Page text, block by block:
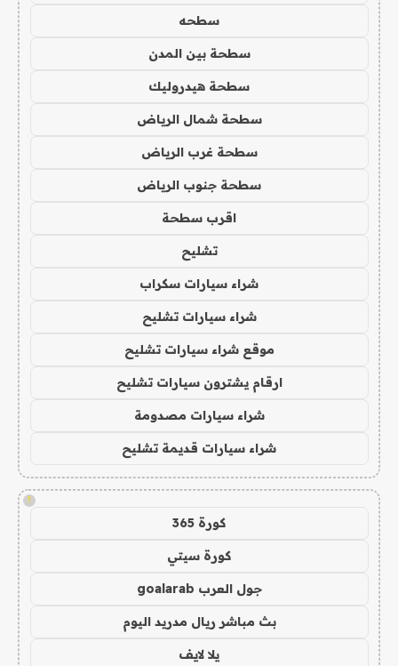
سطحه
سطحة بين المدن
سطحة هيدروليك
سطحة شمال الرياض
سطحة غرب الرياض
سطحة جنوب الرياض
اقرب سطحة
تشليح
شراء سيارات سكراب
شراء سيارات تشليح
موقع شراء سيارات تشليح
ارقام يشترون سيارات تشليح
شراء سيارات مصدومة
شراء سيارات قديمة تشليح
!
كورة 365
كورة سيتي
جول العرب goalarab
بث مباشر ريال مدريد اليوم
يلا لايف